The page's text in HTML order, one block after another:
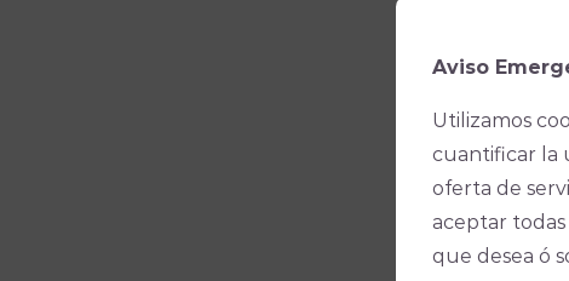
Aviso
Utilizamos
cuantificar la
oferta de
aceptar todas
que desea ó